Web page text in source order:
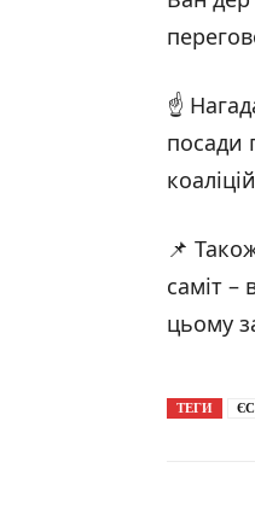
☝️
посади
📌
саміт –
цьому
ТЕГИ ЄС